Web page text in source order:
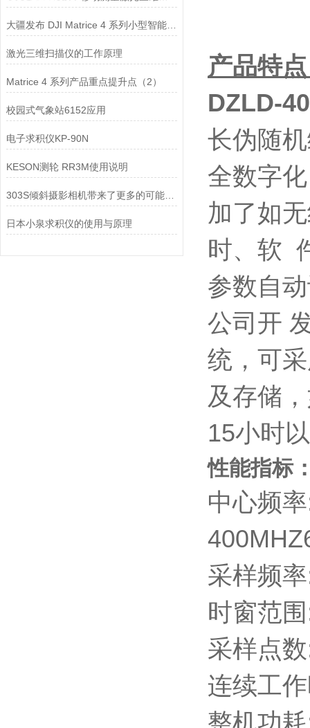
大疆发布 DJI Matrice 4 系列小型智能多光旗舰无人机
激光三维扫描仪的工作原理
Matrice 4 系列产品重点提升点（2）
校园式气象站6152应用
电子求积仪KP-90N
KESON测轮 RR3M使用说明
303S倾斜摄影相机带来了更多的可能性和创作空间
日本小泉求积仪的使用与原理
产品特
DZLD-
长伪随
全数字
加了如
时、软
参数自
公司开
统，可
及存储
15小时
性能指标
中心频
采样频
时窗范
采样点
连续工
整机功